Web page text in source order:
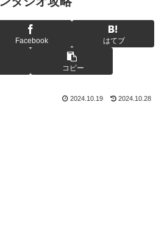
Facebook はてブ
コピー
2024.10.19 2024.10.28